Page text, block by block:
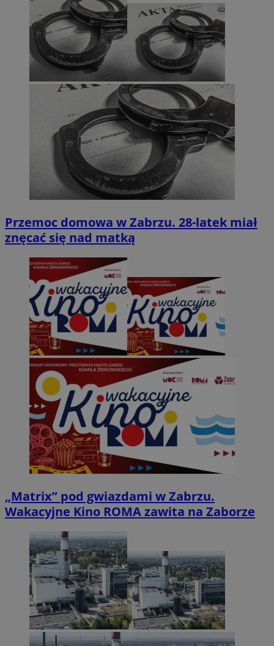
Przemoc domowa w Zabrzu. 28-latek miał
znęcać się nad matką
„Matrix” pod gwiazdami w Zabrzu.
Wakacyjne Kino ROMA zawita na Zaborze